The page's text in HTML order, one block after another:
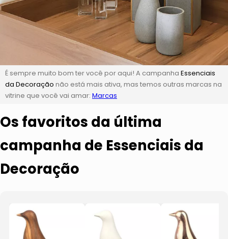
É sempre muito bom ter você por aqui! A campanha Essenciais
da Decoração não está mais ativa, mas temos outras marcas na
vitrine que você vai amar: Marcas
Os favoritos da última
campanha de Essenciais da
Decoração